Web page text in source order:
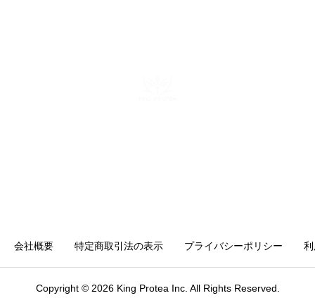
会社概要 特定商取引法の表示 プライバシーポリシー
Copyright © 2026 King Protea Inc. All Rights Reserved.